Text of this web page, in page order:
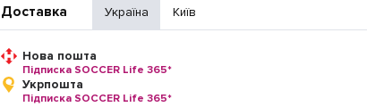
Доставка Україна Київ
Нова пошта
Підписка SOCCER Life 365*
Укрпошта
Підписка SOCCER Life 365*